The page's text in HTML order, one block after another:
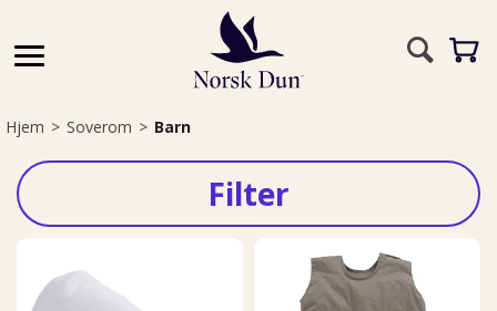
Hjem>Soverom>Barn
Filter